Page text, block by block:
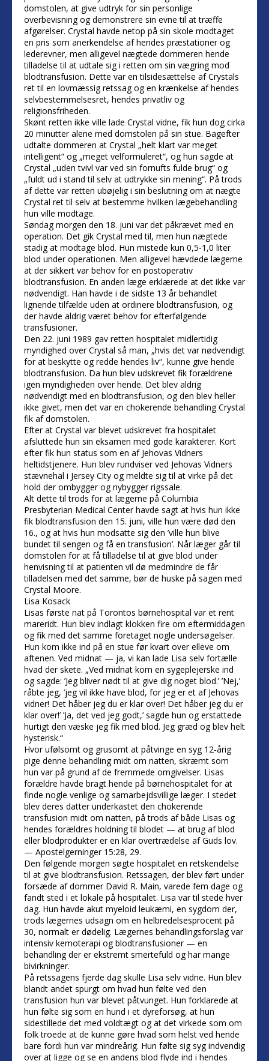
domstolen, at give udtryk for sin personlige
overbevisning og demonstrere sin evne til at træffe
afgørelser. Crystal havde netop på sin skole modtaget
en pris som anerkendelse af hendes præstationer og
lederevner, men alligevel nægtede dommeren hende
tilladelse til at udtale sig i retten om sin vægring mod
blodtransfusion. Dette var en tilsidesættelse af Crystals
ret til en lovmæssig retssag og en krænkelse af hendes
selvbestemmelsesret, hendes privatliv og
religionsfriheden.
Skønt retten ikke ville lade Crystal vidne, fik hun dog cirka
20 minutter alene med domstolen på sin stue. Bagefter
udtalte dommeren at Crystal „helt klart var meget
intelligent“ og „meget velformuleret“, og hun sagde at
Crystal „uden tvivl var ved sin fornufts fulde brug“ og
„fuldt ud i stand til selv at udtrykke sin mening“. På trods
af dette var retten ubøjelig i sin beslutning om at nægte
Crystal ret til selv at bestemme hvilken lægebehandling
hun ville modtage.
Søndag morgen den 18. juni var det påkrævet med en
operation. Det gik Crystal med til, men hun nægtede
stadig at modtage blod. Hun mistede kun 0,5-1,0 liter
blod under operationen. Men alligevel hævdede lægerne
at der sikkert var behov for en postoperativ
blodtransfusion. En anden læge erklærede at det ikke var
nødvendigt. Han havde i de sidste 13 år behandlet
lignende tilfælde uden at ordinere blodtransfusion, og
der havde aldrig været behov for efterfølgende
transfusioner.
Den 22. juni 1989 gav retten hospitalet midlertidig
myndighed over Crystal så man, „hvis det var nødvendigt
for at beskytte og redde hendes liv“, kunne give hende
blodtransfusion. Da hun blev udskrevet fik forældrene
igen myndigheden over hende. Det blev aldrig
nødvendigt med en blodtransfusion, og den blev heller
ikke givet, men det var en chokerende behandling Crystal
fik af domstolen.
Efter at Crystal var blevet udskrevet fra hospitalet
afsluttede hun sin eksamen med gode karakterer. Kort
efter fik hun status som en af Jehovas Vidners
heltidstjenere. Hun blev rundviser ved Jehovas Vidners
stævnehal i Jersey City og meldte sig til at virke på det
hold der ombygger og nybygger rigssale.
Alt dette til trods for at lægerne på Columbia
Presbyterian Medical Center havde sagt at hvis hun ikke
fik blodtransfusion den 15. juni, ville hun være død den
16., og at hvis hun modsatte sig den ’ville hun blive
bundet til sengen og få en transfusion’. Når læger går til
domstolen for at få tilladelse til at give blod under
henvisning til at patienten vil dø medmindre de får
tilladelsen med det samme, bør de huske på sagen med
Crystal Moore.
Lisa Kosack
Lisas første nat på Torontos børnehospital var et rent
mareridt. Hun blev indlagt klokken fire om eftermiddagen
og fik med det samme foretaget nogle undersøgelser.
Hun kom ikke ind på en stue før kvart over elleve om
aftenen. Ved midnat — ja, vi kan lade Lisa selv fortælle
hvad der skete. „Ved midnat kom en sygeplejerske ind
og sagde: ’Jeg bliver nødt til at give dig noget blod.’ ’Nej,’
råbte jeg, ’jeg vil ikke have blod, for jeg er et af Jehovas
vidner! Det håber jeg du er klar over! Det håber jeg du er
klar over!’ ’Ja, det ved jeg godt,’ sagde hun og erstattede
hurtigt den væske jeg fik med blod. Jeg græd og blev helt
hysterisk.“
Hvor ufølsomt og grusomt at påtvinge en syg 12-årig
pige denne behandling midt om natten, skræmt som
hun var på grund af de fremmede omgivelser. Lisas
forældre havde bragt hende på børnehospitalet for at
finde nogle venlige og samarbejdsvillige læger. I stedet
blev deres datter underkastet den chokerende
transfusion midt om natten, på trods af både Lisas og
hendes forældres holdning til blodet — at brug af blod
eller blodprodukter er en klar overtrædelse af Guds lov.
— Apostelgerninger 15:28, 29.
Den følgende morgen søgte hospitalet en retskendelse
til at give blodtransfusion. Retssagen, der blev ført under
forsæde af dommer David R. Main, varede fem dage og
fandt sted i et lokale på hospitalet. Lisa var til stede hver
dag. Hun havde akut myeloid leukæmi, en sygdom der,
trods lægernes udsagn om en helbredelsesprocent på
30, normalt er dødelig. Lægernes behandlingsforslag var
intensiv kemoterapi og blodtransfusioner — en
behandling der er ekstremt smertefuld og har mange
bivirkninger.
På retssagens fjerde dag skulle Lisa selv vidne. Hun blev
blandt andet spurgt om hvad hun følte ved den
transfusion hun var blevet påtvunget. Hun forklarede at
hun følte sig som en hund i et dyreforsøg, at hun
sidestillede det med voldtægt og at det virkede som om
folk troede at de kunne gøre hvad som helst ved hende
bare fordi hun var mindreårig. Hun følte sig syg indvendig
over at ligge og se en andens blod flyde ind i hendes